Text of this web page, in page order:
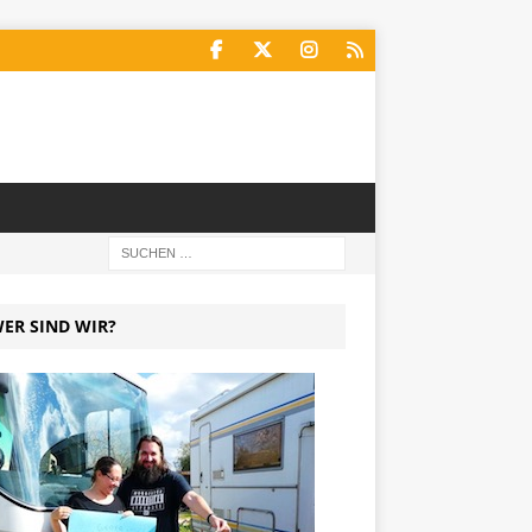
SIND WIR?